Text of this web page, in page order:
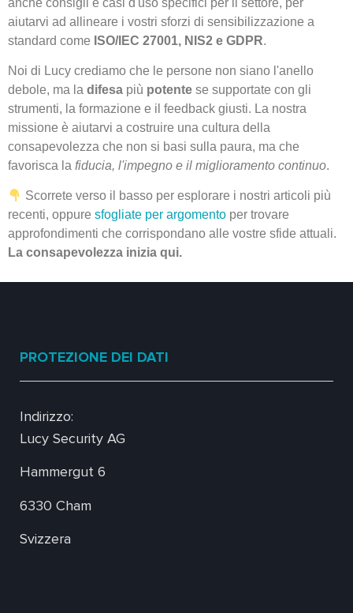
aiutarvi ad allineare i vostri sforzi di sensibilizzazione a
standard come ISO/IEC 27001, NIS2 e GDPR.
Noi di Lucy crediamo che le persone non siano l'anello
debole, ma la difesa più potente se supportate con gli
strumenti, la formazione e il feedback giusti. La nostra
missione è aiutarvi a costruire una cultura della
consapevolezza che non si basi sulla paura, ma che
favorisca la fiducia, l'impegno e il miglioramento continuo.
Scorrete verso il basso per esplorare i nostri articoli più
recenti, oppure sfogliate per argomento per trovare
approfondimenti che corrispondano alle vostre sfide attuali.
La consapevolezza inizia qui.
PROTEZIONE DEI DATI
Indirizzo:
Lucy Security AG
Hammergut 6
6330 Cham
Svizzera